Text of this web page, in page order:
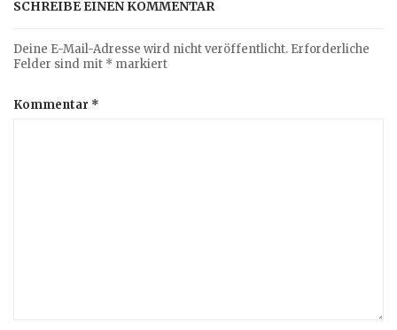
SCHREIBE EINEN KOMMENTAR
Deine E-Mail-Adresse wird nicht veröffentlicht. Erforderliche
Felder sind mit * markiert
Kommentar *